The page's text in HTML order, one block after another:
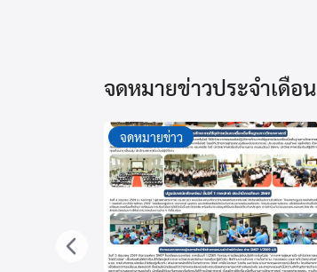
จดหมายข่าวประจำเดือน
จดหมายข่าว